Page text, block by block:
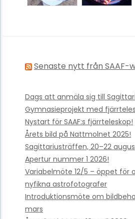
Senaste nytt från SAAF-
Dags att anmäla sig till
Gymnasieprojekt med
Nystart för SAAF:s fjärrteleskop!
Årets bild på Nattmolnet 2025!
Sagittariusträffen, 20–22
Apertur nummer 1 2026!
Variabelmöte 12/5 – öppet för
nyfikna astrofotografer
Introduktionsmöte om
mars